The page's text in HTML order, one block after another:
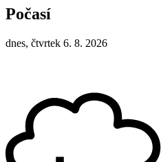
Počasí
dnes, čtvrtek 6. 8. 2026